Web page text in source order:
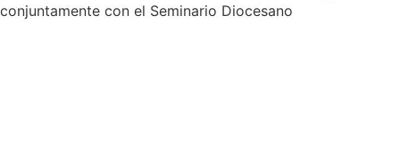
conjuntamente con el Seminario Diocesano